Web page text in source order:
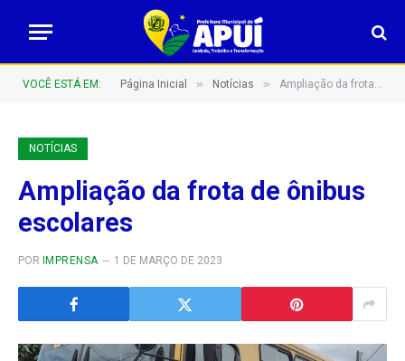
VOCÊ ESTÁ EM: Página Inicial » Notícias » Ampliação da frota de ônibus escolares
NOTÍCIAS
Ampliação da frota de ônibus
escolares
POR IMPRENSA 1 DE MARÇO DE 2023